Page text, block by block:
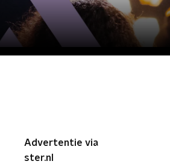
Advertentie via
ster.nl